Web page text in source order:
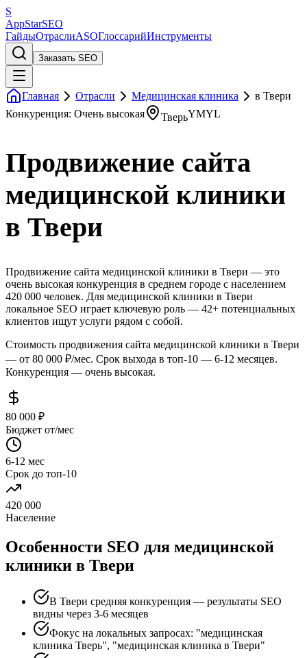
S
AppStarSEO
ГайдыОтраслиASOГлоссарийИнструменты
Заказать SEO
Главная Отрасли Медицинская клиника
в Твери
Конкуренция: Очень высокая
ТверьYMYL
Продвижение сайта
медицинской клиники
в Твери
Продвижение сайта медицинской клиники в Твери — это
очень высокая конкуренция в среднем городе с населением
420 000 человек. Для медицинской клиники в Твери
локальное SEO играет ключевую роль — 42+ потенциальных
клиентов ищут услуги рядом с собой.
Стоимость продвижения сайта медицинской клиники в Твери
— от 80 000 ₽/мес. Срок выхода в топ-10 — 6-12 месяцев.
Конкуренция — очень высокая.
80 000 ₽
Бюджет от/мес
6-12 мес
Срок до топ-10
420 000
Население
Особенности SEO для медицинской
клиники в Твери
В Твери средняя конкуренция — результаты SEO
видны через 3-6 месяцев
Фокус на локальных запросах: "медицинская
клиника Тверь", "медицинская клиника в Твери"